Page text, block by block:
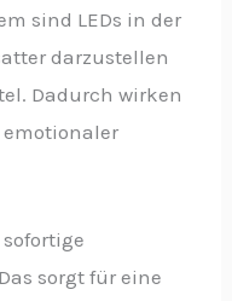
sind LEDs in der
darzustellen
Dadurch wirken
sorgt für eine